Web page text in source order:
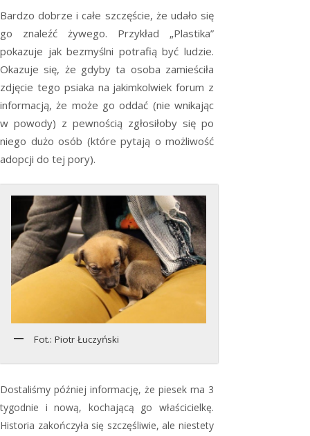
Bardzo dobrze i całe szczęście, że udało się
go znaleźć żywego. Przykład „Plastika”
pokazuje jak bezmyślni potrafią być ludzie.
Okazuje się, że gdyby ta osoba zamieściła
zdjęcie tego psiaka na jakimkolwiek forum z
informacją, że może go oddać (nie wnikając
w powody) z pewnością zgłosiłoby się po
niego dużo osób (które pytają o możliwość
adopcji do tej pory).
Fot.: Piotr Łuczyński
Dostaliśmy później informację, że piesek ma 3
tygodnie i nową, kochającą go właścicielkę.
Historia zakończyła się szczęśliwie, ale niestety